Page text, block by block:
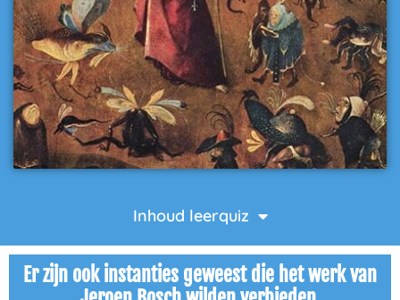
Inhoud leerquiz
Er zijn ook instanties geweest die het werk van